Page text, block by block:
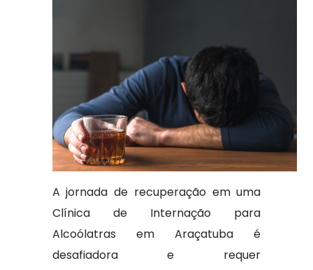
A jornada de recuperação em uma
Clínica de Internação para
Alcoólatras em Araçatuba é
desafiadora e requer